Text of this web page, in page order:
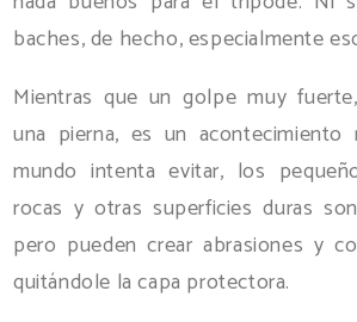
baches, de hecho, especialmente
Mientras que un golpe muy
una pierna, es un
mundo intenta evitar, los
rocas y otras superficies duras
pero pueden crear abrasiones y
quitándole la capa protectora.